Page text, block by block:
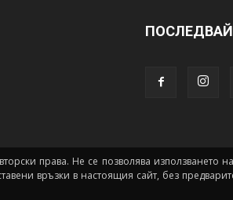
права. Не се позволява използването
връзки в настоящия сайт, без